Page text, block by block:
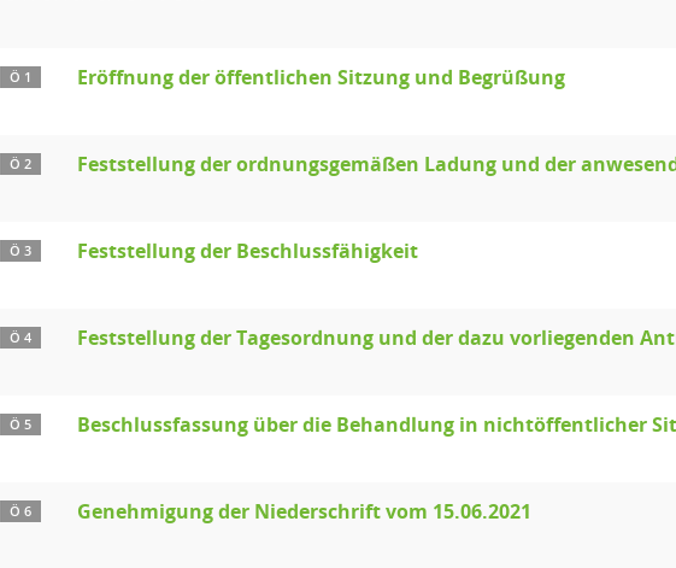
Ö 1 Eröffnung der öffentlichen Sitzung und Begrüßung
Ö 2 Feststellung der ordnungsgemäßen Ladung und der
Ö 3 Feststellung der Beschlussfähigkeit
Ö 4 Feststellung der Tagesordnung und der dazu vorliegenden
Ö 5 Beschlussfassung über die Behandlung in nichtöffentlicher
Ö 6 Genehmigung der Niederschrift vom 15.06.2021